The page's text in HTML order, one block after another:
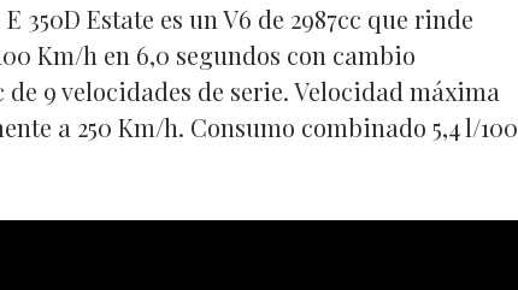
350D Estate es un V6 de 2987cc que rinde
Km/h en 6,0 segundos con cambio
9 velocidades de serie. Velocidad máxima
a 250 Km/h. Consumo combinado 5,4 l/100